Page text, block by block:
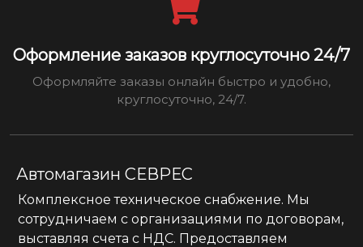
Оформление заказов круглосуточно 24/7
Оформляйте заказы онлайн быстро и удобно,
круглосуточно, 24/7.
Автомагазин СЕВРЕС
Комплексное техническое снабжение. Мы
сотрудничаем с организациями по договорам,
выставляя счета с НДС. Предоставляем